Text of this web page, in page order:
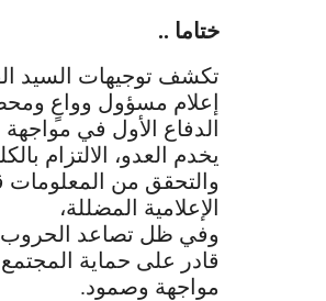
ختاما ..
تكشف توجيهات السيد
إعلام مسؤول وواعٍ
الدفاع الأول في
يخدم العدو، الالتزام
والتحقق من المعلومات
الإعلامية المضللة،
وفي ظل تصاعد الحروب
قادر على حماية المجتمع
مواجهة وصمود.